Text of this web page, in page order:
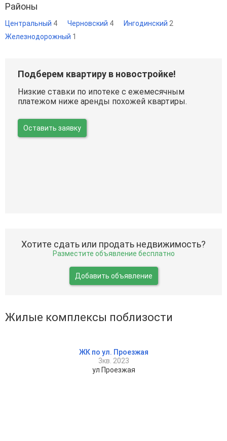
Районы
Центральный 4 Черновский 4 Ингодинский 2
Железнодорожный 1
Подберем квартиру в новостройке!
Низкие ставки по ипотеке с ежемесячным
платежом ниже аренды похожей квартиры.
Оставить заявку
Хотите сдать или продать недвижимость?
Разместите объявление бесплатно
Добавить объявление
Жилые комплексы поблизости
ЖК по ул. Проезжая
3кв. 2023
ул Проезжая